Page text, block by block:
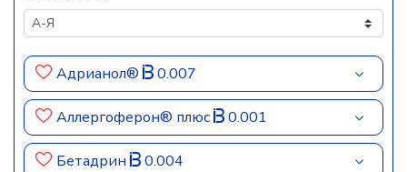
Адрианол® 0.007
Аллергоферон® плюс 0.001
Бетадрин 0.004